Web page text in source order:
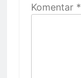
Komentar *